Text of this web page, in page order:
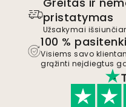
pristatymas
Užsakymai
100 %
Visiems savo
grąžinti neįdiegtus